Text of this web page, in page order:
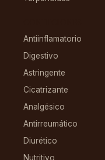
Antiinflamatorio
Digestivo
Astringente
Cicatrizante
Analgésico
Antirreumático
Diurético
Nutritivo